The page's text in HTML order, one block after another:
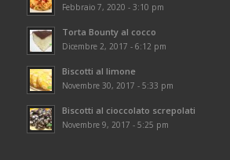
Febbraio 7, 2020 - 3:10 pm
Torta Bounty al cocco
Dicembre 2, 2017 - 6:12 pm
Biscotti al limone
Novembre 30, 2017 - 5:33 pm
Biscotti al cioccolato screpolati
Novembre 9, 2017 - 5:25 pm